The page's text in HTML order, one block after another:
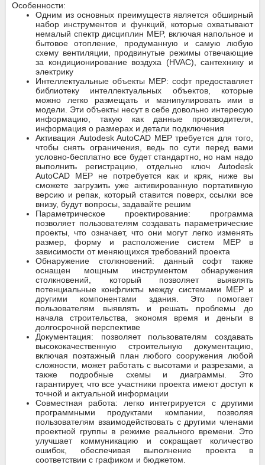
Особенности:
Одним из основных преимуществ является обширный
набор инструментов и функций, которые охватывают
немалый спектр дисциплин MEP, включая напольное и
бытовое отопление, продуманную и самую любую
схему вентиляции, продвинутые режимы отвечающие
за кондиционирование воздуха (HVAC), сантехнику и
электрику
Интеллектуальные объекты MEP: софт предоставляет
библиотеку интеллектуальных объектов, которые
можно легко размещать и манипулировать ими в
модели. Эти объекты несут в себе довольно интересую
информацию, такую как данные производителя,
информация о размерах и детали подключения
Активация Autodesk AutoCAD MEP требуется для того,
чтобы снять ограничения, ведь по сути перед вами
условно-бесплатно все будет стандартно, но нам надо
выполнить регистрацию, отдельно ключ Autodesk
AutoCAD MEP не потребуется как и кряк, ниже вы
сможете загрузить уже активированную портативную
версию и репак, который ставится поверх, ссылки все
внизу, будут вопросы, задавайте решим
Параметрическое проектирование: программа
позволяет пользователям создавать параметрические
проекты, что означает, что они могут легко изменять
размер, форму и расположение систем MEP в
зависимости от меняющихся требований проекта
Обнаружение столкновений: данный софт также
оснащен мощным инструментом обнаружения
столкновений, который позволяет выявлять
потенциальные конфликты между системами MEP и
другими компонентами здания. Это помогает
пользователям выявлять и решать проблемы до
начала строительства, экономя время и деньги в
долгосрочной перспективе
Документация: позволяет пользователям создавать
высококачественную строительную документацию,
включая поэтажный план любого сооружения любой
сложности, может работать с высотами и разрезами, а
также подробные схемы и диаграммы. Это
гарантирует, что все участники проекта имеют доступ к
точной и актуальной информации
Совместная работа: легко интегрируется с другими
программными продуктами компании, позволяя
пользователям взаимодействовать с другими членами
проектной группы в режиме реального времени. Это
улучшает коммуникацию и сокращает количество
ошибок, обеспечивая выполнение проекта в
соответствии с графиком и бюджетом.